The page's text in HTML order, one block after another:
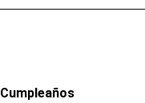
Cumpleaños